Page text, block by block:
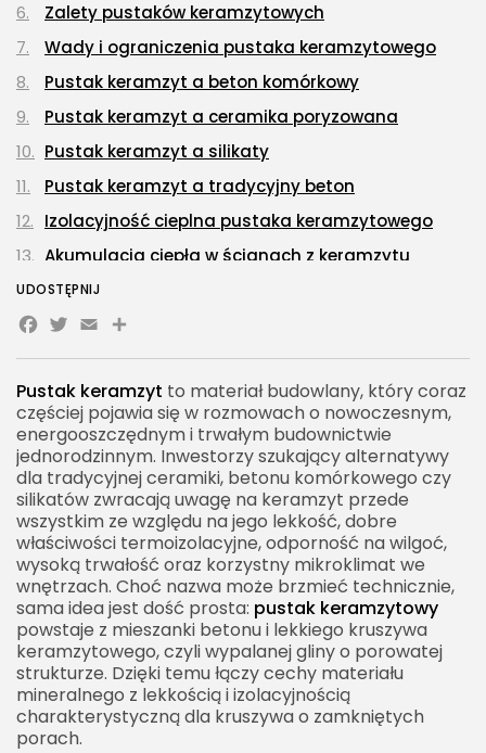
Pustak keramzyt to materiał budowlany, który coraz
częściej pojawia się w rozmowach o nowoczesnym,
energooszczędnym i trwałym budownictwie
jednorodzinnym. Inwestorzy szukający alternatywy
dla tradycyjnej ceramiki, betonu komórkowego czy
silikatów zwracają uwagę na keramzyt przede
wszystkim ze względu na jego lekkość, dobre
właściwości termoizolacyjne, odporność na wilgoć,
wysoką trwałość oraz korzystny mikroklimat we
wnętrzach. Choć nazwa może brzmieć technicznie,
sama idea jest dość prosta: pustak keramzytowy
powstaje z mieszanki betonu i lekkiego kruszywa
keramzytowego, czyli wypalanej gliny o porowatej
strukturze. Dzięki temu łączy cechy materiału
mineralnego z lekkością i izolacyjnością
charakterystyczną dla kruszywa o zamkniętych
porach.
Zalety pustaków keramzytowych
Wady i ograniczenia pustaka keramzytowego
Pustak keramzyt a beton komórkowy
Pustak keramzyt a ceramika poryzowana
Pustak keramzyt a silikaty
Pustak keramzyt a tradycyjny beton
Izolacyjność cieplna pustaka keramzytowego
Akumulacja ciepła w ścianach z keramzytu
Pustak keramzyt a wilgoć
Pustak keramzyt a pleśń i grzyby
Pustak keramzyt a akustyka
Pustak keramzyt a odporność ogniowa
Pustak keramzyt a ekologia
Pustak keramzyt w ścianach zewnętrznych
Pustak keramzyt w ścianach wewnętrznych
nośnych
Pustak keramzyt w ścianach działowych
Murowanie z pustaków keramzytowych
Zaprawa do pustaków keramzytowych
Pierwsza warstwa pustaków keramzytowych
Docinanie i obróbka pustaka keramzytowego
Bruzdowanie i prowadzenie instalacji
UDOSTĘPNIJ
Facebook
Twitter
EmailShare